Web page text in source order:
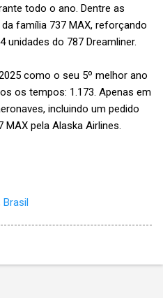
todo o ano. Dentre as
família 737 MAX, reforçando
unidades do 787 Dreamliner.
como o seu 5º melhor ano
os tempos: 1.173. Apenas em
incluindo um pedido
MAX pela Alaska Airlines.
Brasil